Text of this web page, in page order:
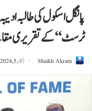
پانگل اسکول کی طالبہ
ٹرسٹ‘‘ کے تقریری
Shaikh Akram اکتوبر 5, 2024